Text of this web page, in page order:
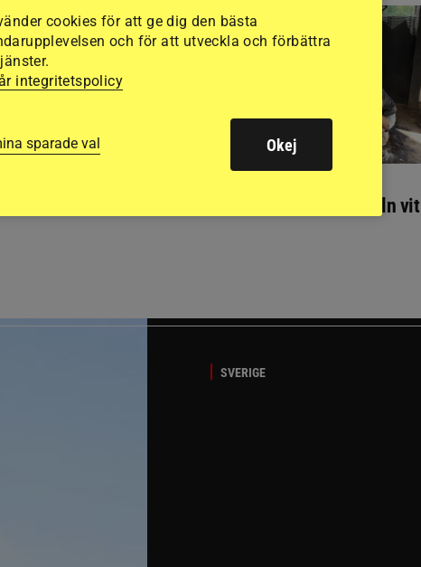
utställning Bästa tipsen för att få skimmeln vit
SVERIGE
cookies för att ge dig den bästa
och för att utveckla och förbättra
integritetspolicy
sparade val Okej